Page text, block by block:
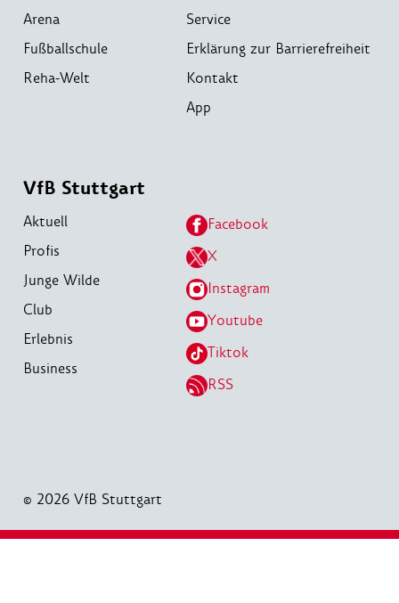
Arena
Fußballschule
Reha-Welt
Service
Erklärung zur Barrierefreiheit
Kontakt
App
VfB Stuttgart
Aktuell
Profis
Junge Wilde
Club
Erlebnis
Business
Facebook
X
Instagram
Youtube
Tiktok
RSS
© 2026 VfB Stuttgart